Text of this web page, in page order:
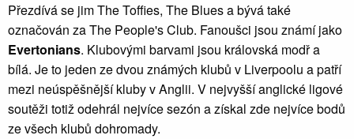
Přezdívá se jim The Toffies, The Blues a bývá také
označován za The People's Club. Fanoušci jsou známí jako
Evertonians. Klubovými barvami jsou královská modř a
bílá. Je to jeden ze dvou známých klubů v Liverpoolu a patří
mezi neúspěšnější kluby v Anglii. V nejvyšší anglické ligové
soutěži totiž odehrál nejvíce sezón a získal zde nejvíce bodů
ze všech klubů dohromady.